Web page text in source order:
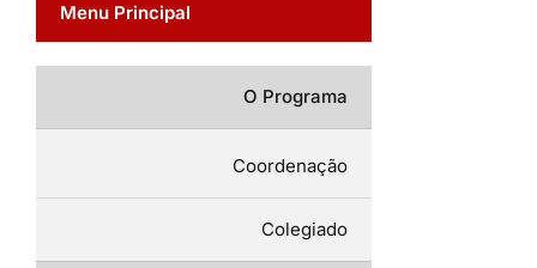
Menu Principal
O Programa
Coordenação
Colegiado